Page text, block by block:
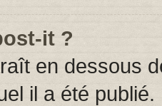
it ?
en dessous
il a été